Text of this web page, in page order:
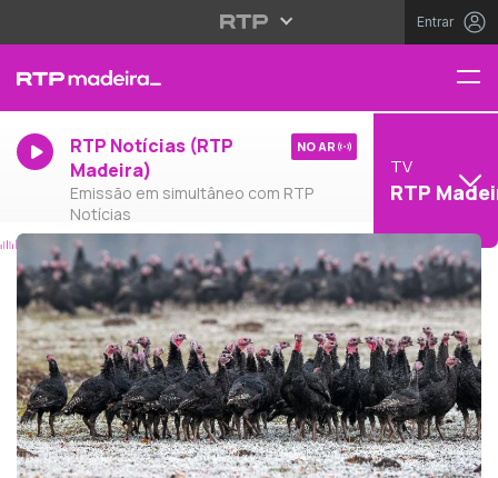
Entrar
RTP Notícias (RTP
Madeira)
Emissão em simultâneo com RTP
Notícias
NO AR
TV
RTP